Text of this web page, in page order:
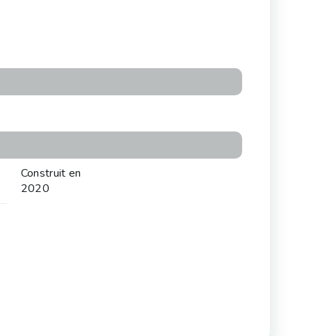
Construit en
2020